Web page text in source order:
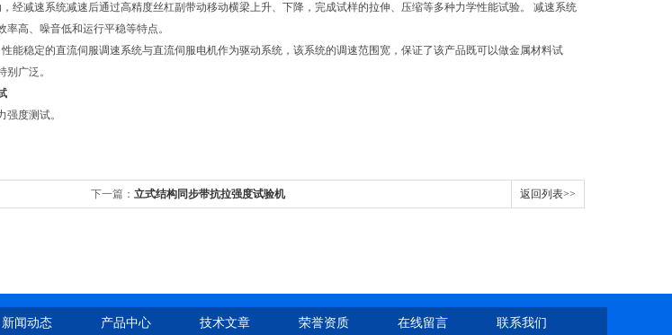
经减速系统减速后通过高精度丝杠副带动移动横梁上升、下降，完成试样的拉伸、压缩等多种力学性能试验。 减速系统
高、噪音低和运行平稳等特点。
能稳定的直流伺服调速系统与直流伺服电机作为驱动系统，该系统的调速范围宽，保证了该产品既可以做金属材料试
广泛。
度测试。
下一篇： 立式结构同步带抗拉强度试验机 返回列表>>
新闻动态 产品中心 技术文章 荣誉资质 在线留言 联系我们